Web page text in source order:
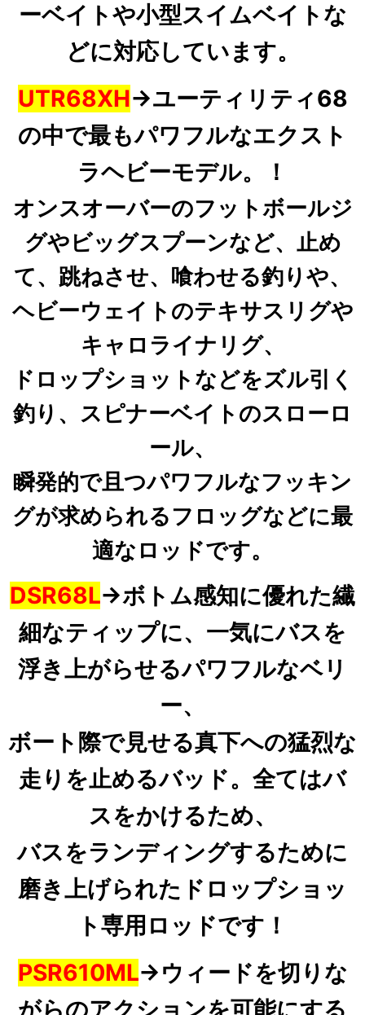
ーベイトや小型スイムベイトな
どに対応しています。
UTR68XH→ユーティリティ68
の中で最もパワフルなエクスト
ラヘビーモデル。！
オンスオーバーのフットボールジ
グやビッグスプーンなど、止め
て、跳ねさせ、喰わせる釣りや、
ヘビーウェイトのテキサスリグや
キャロライナリグ、
ドロップショットなどをズル引く
釣り、 スピナーベイトのスローロ
ール、
瞬発的で且つパワフルなフッキン
グが求められるフロッグなどに最
適なロッドです。
DSR68L→ボトム感知に優れた繊
細なティップに、一気にバスを
浮き上がらせるパワフルなベリ
ー、
ボート際で見せる真下への猛烈な
走りを止めるバッド。 全てはバ
スをかけるため、
バスをランディングするために
磨き上げられたドロップショッ
ト専用ロッドです！
PSR610ML→ウィードを切りな
がらのアクションを可能にする